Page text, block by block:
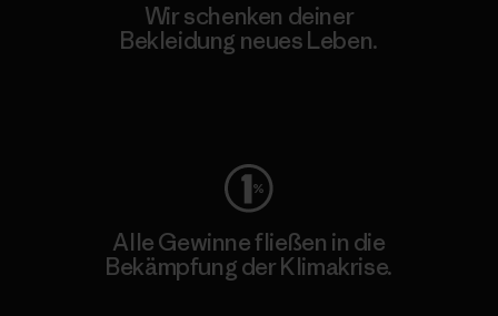
Wir schenken deiner
Bekleidung neues Leben.
Alle Gewinne fließen in die
Bekämpfung der Klimakrise.